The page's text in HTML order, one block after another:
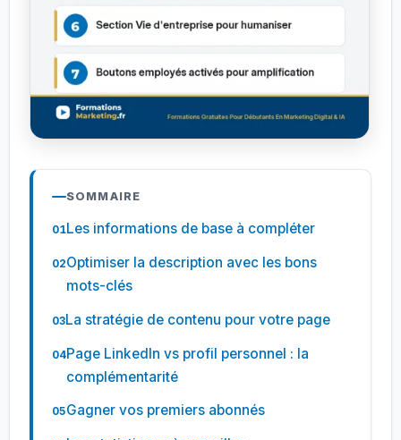
SOMMAIRE
Les informations de base à compléter
Optimiser la description avec les bons
mots-clés
La stratégie de contenu pour votre page
Page LinkedIn vs profil personnel : la
complémentarité
Gagner vos premiers abonnés